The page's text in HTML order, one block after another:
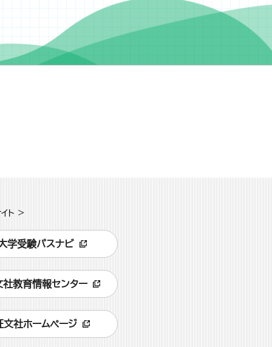
ト >
学受験パスナビ
社教育情報センター
文社ホームページ